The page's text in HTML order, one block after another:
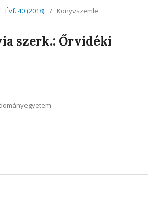
Évf. 40 (2018) / Könyvszemle
szerk.: Őrvidéki